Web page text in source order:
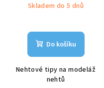
Skladem do 5 dnů
Do košíku
Nehtové tipy na modeláž
nehtů